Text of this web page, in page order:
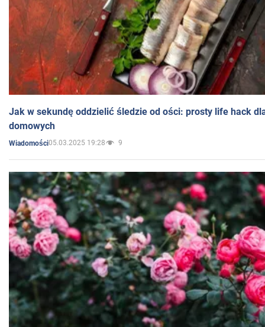
Jak w sekundę oddzielić śledzie od ości: prosty life hack
domowych
Wiadomości05.03.2025 19:28 9